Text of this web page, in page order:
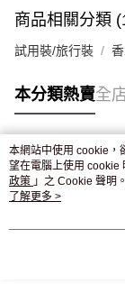
付款後門市自取，
商品相關分類
試用裝/旅行裝
本分類熱賣全
熱門標籤
熱銷排行
本網站中使用 cookie，
望在電腦上使用 cookie
政策 」之 Cookie 聲明
條款之 Cookie 聲明使用
了解更多 >